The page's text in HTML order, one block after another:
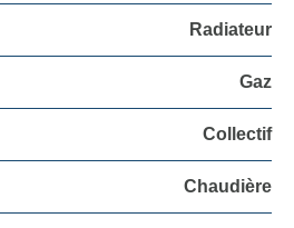
Radiateur
Gaz
Collectif
Chaudière